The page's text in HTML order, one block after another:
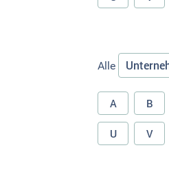
Alle
A B
U V